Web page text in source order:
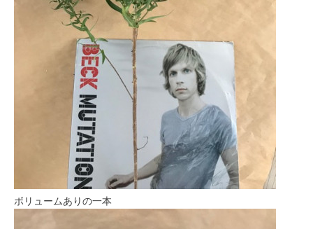
ボリュームありの一本